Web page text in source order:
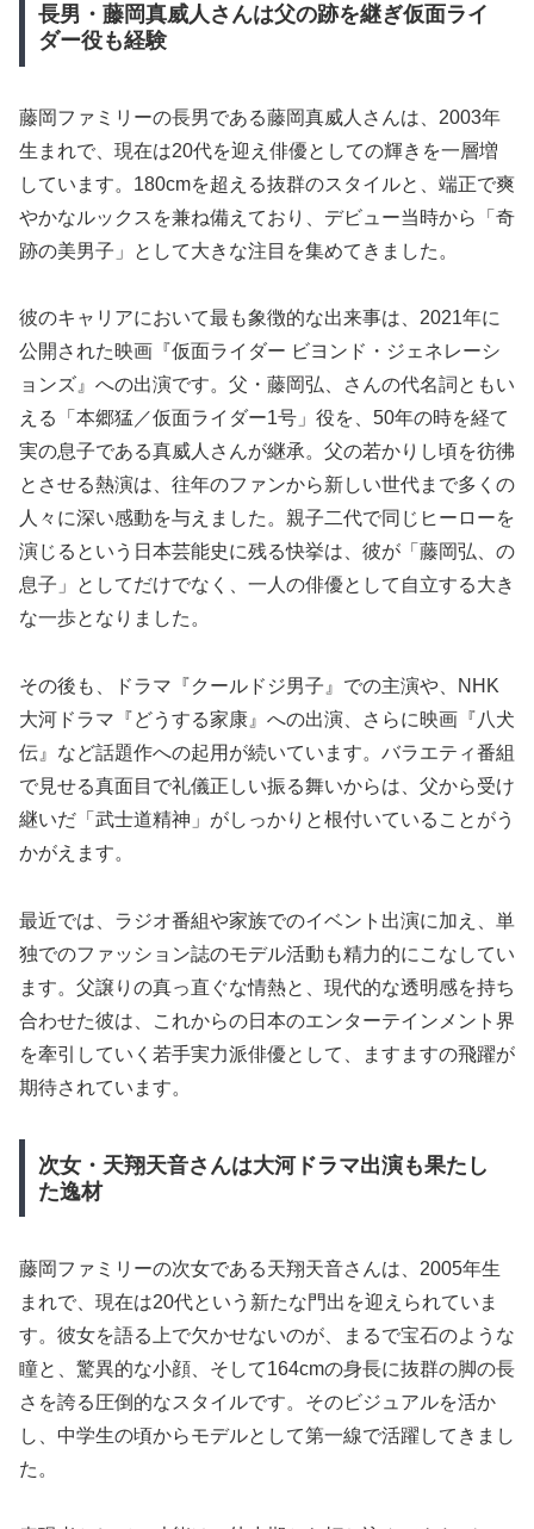
長男・藤岡真威人さんは父の跡を継ぎ仮面ライ
ダー役も経験
藤岡ファミリーの長男である藤岡真威人さんは、2003年
生まれで、現在は20代を迎え俳優としての輝きを一層増
しています。180cmを超える抜群のスタイルと、端正で爽
やかなルックスを兼ね備えており、デビュー当時から「奇
跡の美男子」として大きな注目を集めてきました。
彼のキャリアにおいて最も象徴的な出来事は、2021年に
公開された映画『仮面ライダー ビヨンド・ジェネレーシ
ョンズ』への出演です。父・藤岡弘、さんの代名詞ともい
える「本郷猛／仮面ライダー1号」役を、50年の時を経て
実の息子である真威人さんが継承。父の若かりし頃を彷彿
とさせる熱演は、往年のファンから新しい世代まで多くの
人々に深い感動を与えました。親子二代で同じヒーローを
演じるという日本芸能史に残る快挙は、彼が「藤岡弘、の
息子」としてだけでなく、一人の俳優として自立する大き
な一歩となりました。
その後も、ドラマ『クールドジ男子』での主演や、NHK
大河ドラマ『どうする家康』への出演、さらに映画『八犬
伝』など話題作への起用が続いています。バラエティ番組
で見せる真面目で礼儀正しい振る舞いからは、父から受け
継いだ「武士道精神」がしっかりと根付いていることがう
かがえます。
最近では、ラジオ番組や家族でのイベント出演に加え、単
独でのファッション誌のモデル活動も精力的にこなしてい
ます。父譲りの真っ直ぐな情熱と、現代的な透明感を持ち
合わせた彼は、これからの日本のエンターテインメント界
を牽引していく若手実力派俳優として、ますますの飛躍が
期待されています。
次女・天翔天音さんは大河ドラマ出演も果たし
た逸材
藤岡ファミリーの次女である天翔天音さんは、2005年生
まれで、現在は20代という新たな門出を迎えられていま
す。彼女を語る上で欠かせないのが、まるで宝石のような
瞳と、驚異的な小顔、そして164cmの身長に抜群の脚の長
さを誇る圧倒的なスタイルです。そのビジュアルを活か
し、中学生の頃からモデルとして第一線で活躍してきまし
た。